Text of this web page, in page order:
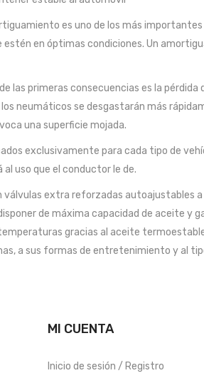
es uno de los más
en óptimas condiciones. Un
las primeras consecuencias es la pérdida
neumáticos se desgastarán más
una superficie mojada.
exclusivamente para cada tipo de
uso que el conductor le de.
extra reforzadas autoajustables
de máxima capacidad de aceite y
gracias al aceite
a sus formas de entretenimiento y al
MI CUENTA
Inicio de sesión / Registro